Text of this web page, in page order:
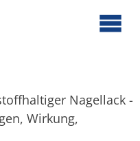
Nagellack -
Wirkung,